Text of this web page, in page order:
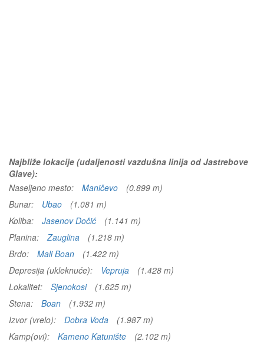
Najbliže lokacije (udaljenosti vazdušna linija od Jastrebove
Glave):
Naseljeno mesto:
Maničevo
(0.899 m)
Bunar:
Ubao
(1.081 m)
Koliba:
Jasenov Dočić
(1.141 m)
Planina:
Zauglina
(1.218 m)
Brdo:
Mali Boan
(1.422 m)
Depresija (ukleknuće):
Vepruja
(1.428 m)
Lokalitet:
Sjenokosi
(1.625 m)
Stena:
Boan
(1.932 m)
Izvor (vrelo):
Dobra Voda
(1.987 m)
Kamp(ovi):
Kameno Katunište (2.102 m)